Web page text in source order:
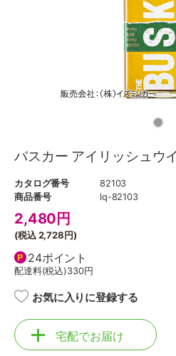
バスカー アイリッシュ
カタログ番号
82103
商品番号
lq-82103
2,480 円
(税込2,728円)
24ポイント
配達料(税込)330円
お気に入りに登録する
宅配でお届け